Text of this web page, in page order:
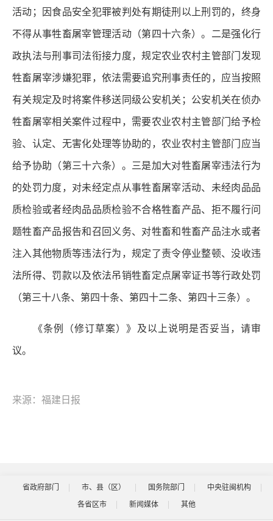
活动；因食品安全犯罪被判处有期徒刑以上刑罚的，终身
不得从事牲畜屠宰管理活动（第四十六条）。二是强化行
政执法与刑事司法衔接力度，规定农业农村主管部门发现
牲畜屠宰涉嫌犯罪，依法需要追究刑事责任的，应当按照
有关规定及时将案件移送同级公安机关；公安机关在侦办
牲畜屠宰相关案件过程中，需要农业农村主管部门给予检
验、认定、无害化处理等协助的，农业农村主管部门应当
给予协助（第三十六条）。三是加大对牲畜屠宰违法行为
的处罚力度，对未经定点从事牲畜屠宰活动、未经肉品品
质检验或者经肉品品质检验不合格牲畜产品、拒不履行问
题牲畜产品报告和召回义务、对牲畜和牲畜产品注水或者
注入其他物质等违法行为，规定了责令停业整顿、没收违
法所得、罚款以及依法吊销牲畜定点屠宰证书等行政处罚
（第三十八条、第四十条、第四十二条、第四十三条）。
《条例（修订草案）》及以上说明是否妥当，请审
议。
来源：福建日报
省政府部门 市、县（区） 国务院部门
中央驻闽机构
各省区市
新闻媒体 其他